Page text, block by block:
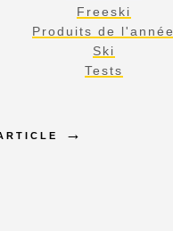
Freeski
Produits de l'année
Ski
Tests